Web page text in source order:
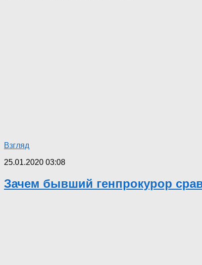
Взгляд
25.01.2020 03:08
Зачем бывший генпрокурор